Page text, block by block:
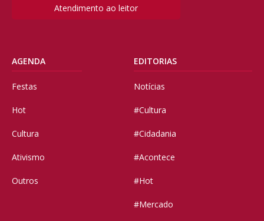
Atendimento ao leitor
AGENDA
Festas
Hot
Cultura
Ativismo
Outros
EDITORIAS
Notícias
#Cultura
#Cidadania
#Acontece
#Hot
#Mercado